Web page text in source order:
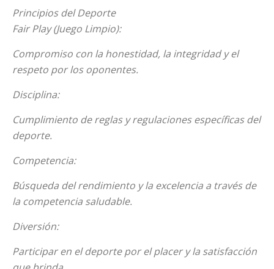
Principios del Deporte
Fair Play (Juego Limpio):
Compromiso con la honestidad, la integridad y el
respeto por los oponentes.
Disciplina:
Cumplimiento de reglas y regulaciones específicas del
deporte.
Competencia:
Búsqueda del rendimiento y la excelencia a través de
la competencia saludable.
Diversión:
Participar en el deporte por el placer y la satisfacción